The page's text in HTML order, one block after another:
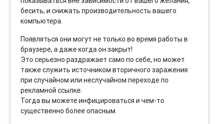
бесить, и снижать производительность вашего
компьютера.
Появляться они могут не только во время работы в
браузере, а даже когда он закрыт!
Это серьезно раздражает само по себе, но может
также служить источником вторичного заражения
при случайном или неслучайном переходе по
рекламной ссылке.
Тогда вы можете инфицироваться и чем-то
существенно более опасным.